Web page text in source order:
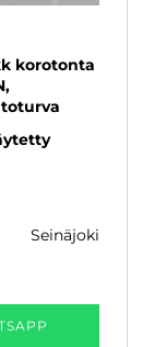
korotonta
seinäjoki